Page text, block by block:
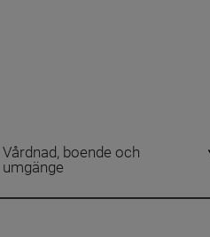
Vårdnad, boende och
umgänge